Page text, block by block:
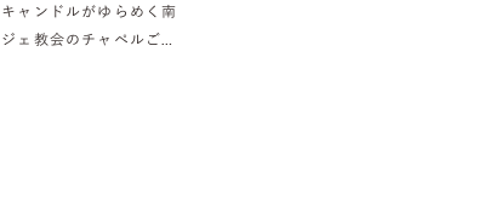
ャンドルがゆらめく南
ェ教会のチャペルご紹